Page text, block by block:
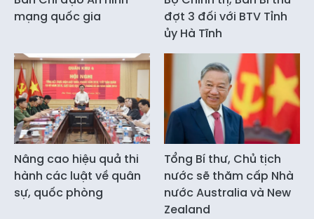
mạng quốc gia
đợt 3 đối với BTV Tỉnh
ủy Hà Tĩnh
Nâng cao hiệu quả thi
hành các luật về quân
sự, quốc phòng
Tổng Bí thư, Chủ tịch
nước sẽ thăm cấp Nhà
nước Australia và New
Zealand